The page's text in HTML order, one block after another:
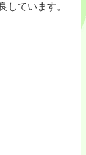
しています。